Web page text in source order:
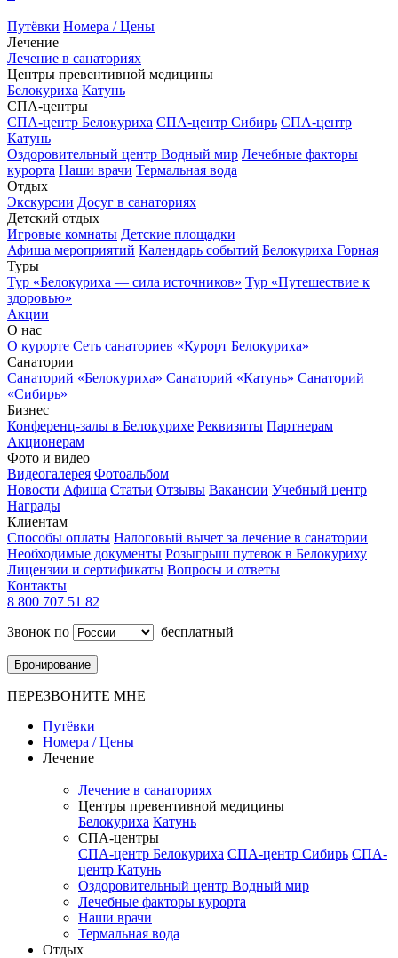
Путёвки Номера / Цены
Лечение
Лечение в санаториях
Центры превентивной медицины
Белокуриха Катунь
СПА-центры
СПА-центр Белокуриха СПА-центр Сибирь СПА-центр
Катунь
Оздоровительный центр Водный мир Лечебные факторы
курорта Наши врачи Термальная вода
Отдых
Экскурсии Досуг в санаториях
Детский отдых
Игровые комнаты Детские площадки
Афиша мероприятий Календарь событий Белокуриха Горная
Туры
Тур «Белокуриха — сила источников» Тур «Путешествие к
здоровью»
Акции
О нас
О курорте Сеть санаториев «Курорт Белокуриха»
Санатории
Санаторий «Белокуриха» Санаторий «Катунь» Санаторий
«Сибирь»
Бизнес
Конференц-залы в Белокурихе Реквизиты Партнерам
Акционерам
Фото и видео
Видеогалерея Фотоальбом
Новости Афиша Статьи Отзывы Вакансии Учебный центр
Награды
Клиентам
Способы оплаты Налоговый вычет за лечение в санатории
Необходимые документы Розыгрыш путевок в Белокуриху
Лицензии и сертификаты Вопросы и ответы
Контакты
8 800 707 51 82
Звонок по
бесплатный
Бронирование
ПЕРЕЗВОНИТЕ МНЕ
Путёвки
Номера / Цены
Лечение
Лечение в санаториях
Центры превентивной медицины
Белокуриха Катунь
СПА-центры
СПА-центр Белокуриха СПА-центр Сибирь СПА-
центр Катунь
Оздоровительный центр Водный мир
Лечебные факторы курорта
Наши врачи
Термальная вода
Отдых